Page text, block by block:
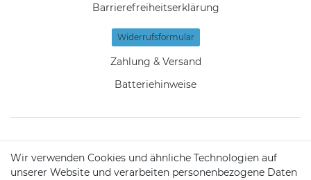
Barrierefreiheitserklärung
Widerrufs­formular
Zahlung & Versand
Batteriehinweise
KONTAKT
Wir verwenden Cookies und ähnliche Technologien auf
unserer Website und verarbeiten personenbezogene Daten